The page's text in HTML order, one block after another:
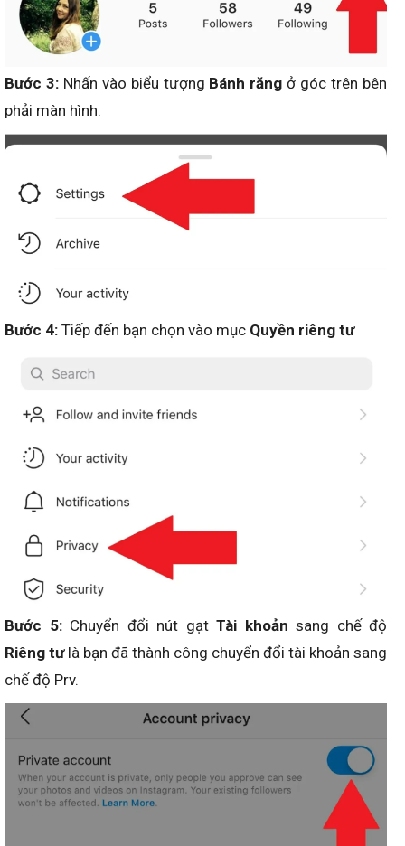
Bước 3:Nhấn vào biểu tượng Bánh răng ở góc trên bên
phải màn hình.
Bước 4: Tiếp đến bạn chọn vào mục Quyền riêng tư
Bước 5:Chuyển đổi nút gạt Tài khoản sang chế độ
Riêng tưlà bạn đã thành công chuyển đổi tài khoản sang
chế độ Prv.